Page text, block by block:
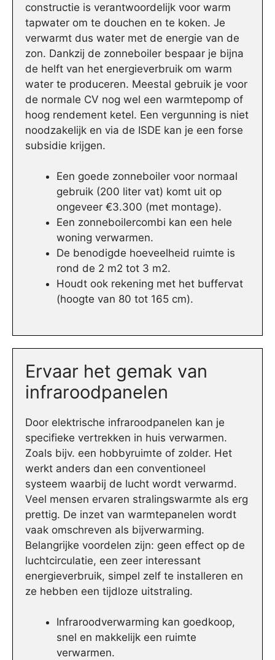
constructie is verantwoordelijk voor warm
tapwater om te douchen en te koken. Je
verwarmt dus water met de energie van de
zon. Dankzij de zonneboiler bespaar je bijna
de helft van het energieverbruik om warm
water te produceren. Meestal gebruik je voor
de normale CV nog wel een warmtepomp of
hoog rendement ketel. Een vergunning is niet
noodzakelijk en via de ISDE kan je een forse
subsidie krijgen.
Een goede zonneboiler voor normaal
gebruik (200 liter vat) komt uit op
ongeveer €3.300 (met montage).
Een zonneboilercombi kan een hele
woning verwarmen.
De benodigde hoeveelheid ruimte is
rond de 2 m2 tot 3 m2.
Houdt ook rekening met het buffervat
(hoogte van 80 tot 165 cm).
Ervaar het gemak van
infraroodpanelen
Door elektrische infraroodpanelen kan je
specifieke vertrekken in huis verwarmen.
Zoals bijv. een hobbyruimte of zolder. Het
werkt anders dan een conventioneel
systeem waarbij de lucht wordt verwarmd.
Veel mensen ervaren stralingswarmte als erg
prettig. De inzet van warmtepanelen wordt
vaak omschreven als bijverwarming.
Belangrijke voordelen zijn: geen effect op de
luchtcirculatie, een zeer interessant
energieverbruik, simpel zelf te installeren en
ze hebben een tijdloze uitstraling.
Infraroodverwarming kan goedkoop,
snel en makkelijk een ruimte
verwarmen.